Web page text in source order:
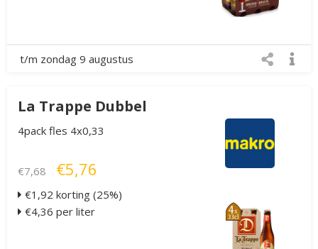
t/m zondag 9 augustus
La Trappe Dubbel
4pack fles 4x0,33
€7,68 €5,76
€1,92 korting (25%)
€4,36 per liter